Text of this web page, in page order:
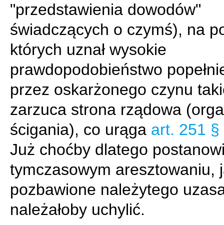
"przedstawienia dowodów"
świadczących o czymś), na
których uznał wysokie
prawdopodobieństwo
przez oskarżonego czynu
zarzuca strona rządowa
ścigania), co urąga art. 251
Już choćby dlatego
tymczasowym aresztowaniu,
pozbawione należytego
należałoby uchylić.